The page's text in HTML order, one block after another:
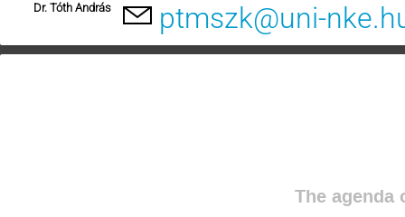
Dr. Tóth András ptmszk@uni-
The